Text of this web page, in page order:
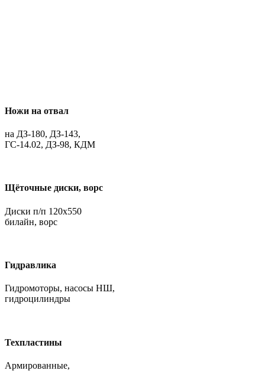
Ножи на отвал
на ДЗ-180, ДЗ-143,
ГС-14.02, ДЗ-98, КДМ
Щёточные диски, ворс
Диски п/п 120х550
билайн, ворс
Гидравлика
Гидромоторы, насосы НШ,
гидроцилиндры
Техпластины
Армированные,